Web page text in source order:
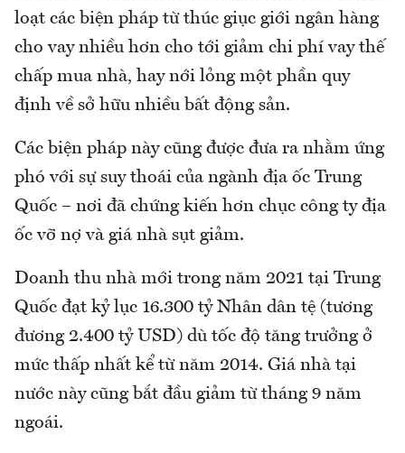
loạt các biện pháp từ thúc giục giới ngân hàng
cho vay nhiều hơn cho tới giảm chi phí vay thế
chấp mua nhà, hay nới lỏng một phần quy
định về sở hữu nhiều bất động sản.
Các biện pháp này cũng được đưa ra nhằm ứng
phó với sự suy thoái của ngành địa ốc Trung
Quốc – nơi đã chứng kiến hơn chục công ty địa
ốc vỡ nợ và giá nhà sụt giảm.
Doanh thu nhà mới trong năm 2021 tại Trung
Quốc đạt kỷ lục 16.300 tỷ Nhân dân tệ (tương
đương 2.400 tỷ USD) dù tốc độ tăng trưởng ở
mức thấp nhất kể từ năm 2014. Giá nhà tại
nước này cũng bắt đầu giảm từ tháng 9 năm
ngoái.